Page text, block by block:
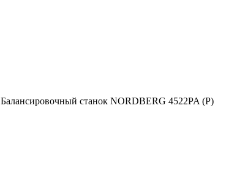
Балансировочный станок NORDBERG 4522PA (P)